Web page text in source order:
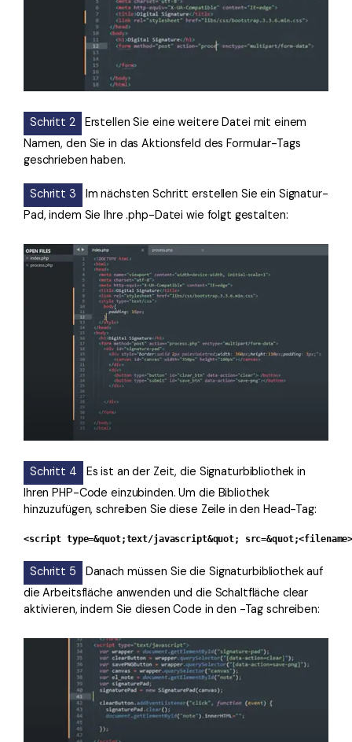
Schritt 2
Erstellen Sie eine weitere Datei mit einem
Namen, den Sie in das Aktionsfeld des Formular-Tags
geschrieben haben.
Schritt 3
Im nächsten Schritt erstellen Sie ein Signatur-
Pad, indem Sie Ihre .php-Datei wie folgt gestalten:
Schritt 4
Es ist an der Zeit, die Signaturbibliothek in
Ihren PHP-Code einzubinden. Um die Bibliothek
hinzuzufügen, schreiben Sie diese Zeile in den Head-Tag:
<script type=&quot;text/javascript&quot;
Schritt 5
Danach müssen Sie die Signaturbibliothek auf
die Arbeitsfläche anwenden und die Schaltfläche clear
aktivieren, indem Sie diesen Code in den -Tag schreiben: